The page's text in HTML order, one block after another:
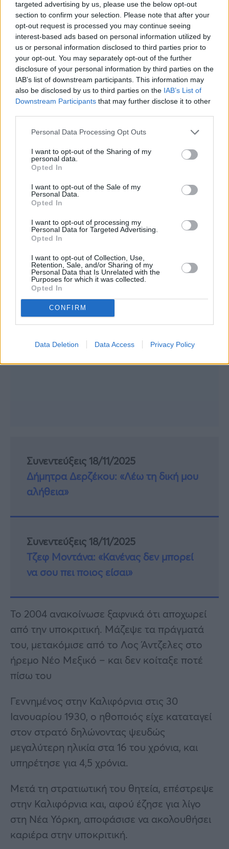
targeted advertising by us, please use the below opt-out
section to confirm your selection. Please note that after your
opt-out request is processed you may continue seeing
interest-based ads based on personal information utilized by
us or personal information disclosed to third parties prior to
your opt-out. You may separately opt-out of the further
disclosure of your personal information by third parties on the
IAB’s list of downstream participants. This information may
also be disclosed by us to third parties on the IAB’s List of
Downstream Participants that may further disclose it to other
Personal Data Processing Opt Outs
I want to opt-out of the Sharing of my
personal data.
Opted In
I want to opt-out of the Sale of my
Personal Data.
Opted In
I want to opt-out of processing my
Personal Data for Targeted Advertising.
Opted In
I want to opt-out of Collection, Use,
Retention, Sale, and/or Sharing of my
Personal Data that Is Unrelated with the
Purposes for which it was collected.
Opted In
CONFIRM
Data Deletion Data Access Privacy Policy
Συνεντεύξεις 18/11/2025
Δήμητρα Δερζέκου: «Λέω τη δική μου
αλήθεια»
Συνεντεύξεις 18/11/2025
Τζεφ Μοντάνα: «Κανένας δεν μπορεί
να σου πει ποιος είσαι»
Το 2004 ανακοίνωσε ξαφνικά ότι αποχωρεί
από την υποκριτική. Μάζεψε τα πράγματά
του, μετακόμισε από το Λος Άντζελες στο
ήρεμο Νέο Μεξικό – και δεν κοίταξε ποτέ
πίσω του
Γεννημένος στην Καλιφόρνια στις 30
Ιανουαρίου 1930, ο ηθοποιός είχε καταταγεί
στον στρατό δηλώνοντας ψευδώς
μεγαλύτερη ηλικία στα 16 του χρόνια, και
υπηρέτησε για 4,5 χρόνια.
Μετά τη στρατιωτική του θητεία, επέστρεψε
στην Καλιφόρνια και, αφού έζησε για λίγο
στη Νέα Υόρκη, αποφάσισε να ακολουθήσει
καριέρα στην υποκριτική.